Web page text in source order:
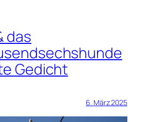
das
Gedicht
6. März 2025